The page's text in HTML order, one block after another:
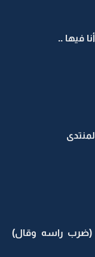
فيها ..
(ضرب راسه وقال)